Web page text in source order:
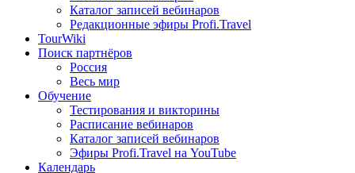
Каталог записей вебинаров
Редакционные эфиры Profi.Travel
TourWiki
Поиск партнёров
Россия
Весь мир
Обучение
Тестирования и викторины
Расписание вебинаров
Каталог записей вебинаров
Эфиры Profi.Travel на YouTube
Календарь